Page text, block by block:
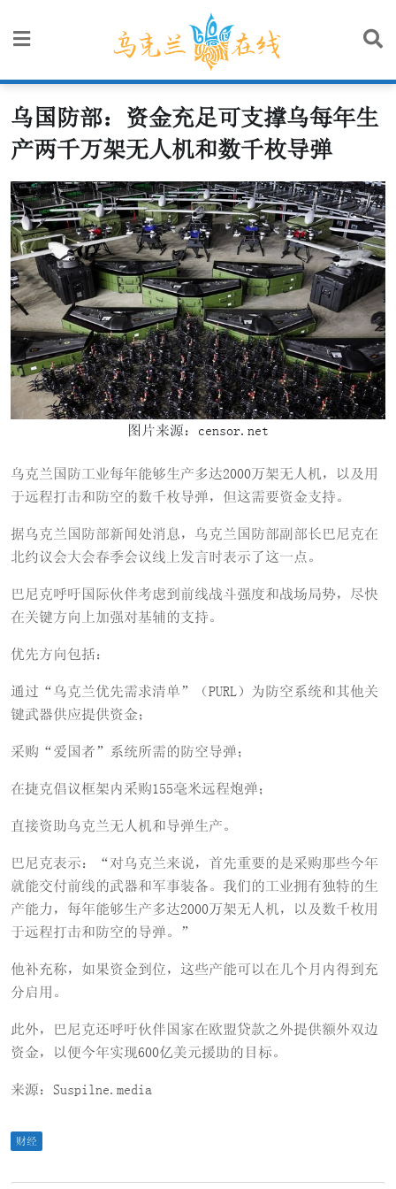
乌国防部：资金充足可支撑乌每年生
产两千万架无人机和数千枚导弹
图片来源：censor.net
乌克兰国防工业每年能够生产多达2000万架无人机，以及用
于远程打击和防空的数千枚导弹，但这需要资金支持。
据乌克兰国防部新闻处消息，乌克兰国防部副部长巴尼克在
北约议会大会春季会议线上发言时表示了这一点。
巴尼克呼吁国际伙伴考虑到前线战斗强度和战场局势，尽快
在关键方向上加强对基辅的支持。
优先方向包括：
通过“乌克兰优先需求清单”（PURL）为防空系统和其他关
键武器供应提供资金；
采购“爱国者”系统所需的防空导弹；
在捷克倡议框架内采购155毫米远程炮弹；
直接资助乌克兰无人机和导弹生产。
巴尼克表示：“对乌克兰来说，首先重要的是采购那些今年
就能交付前线的武器和军事装备。我们的工业拥有独特的生
产能力，每年能够生产多达2000万架无人机，以及数千枚用
于远程打击和防空的导弹。”
他补充称，如果资金到位，这些产能可以在几个月内得到充
分启用。
此外，巴尼克还呼吁伙伴国家在欧盟贷款之外提供额外双边
资金，以便今年实现600亿美元援助的目标。
来源：Suspilne.media
财经